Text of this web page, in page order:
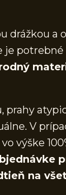
drážkou a
je
prahy
V
výške
na